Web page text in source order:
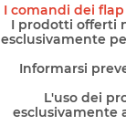
I comandi dei
I prodotti offerti
esclusivamente
Informarsi
L'uso dei
esclusivamente